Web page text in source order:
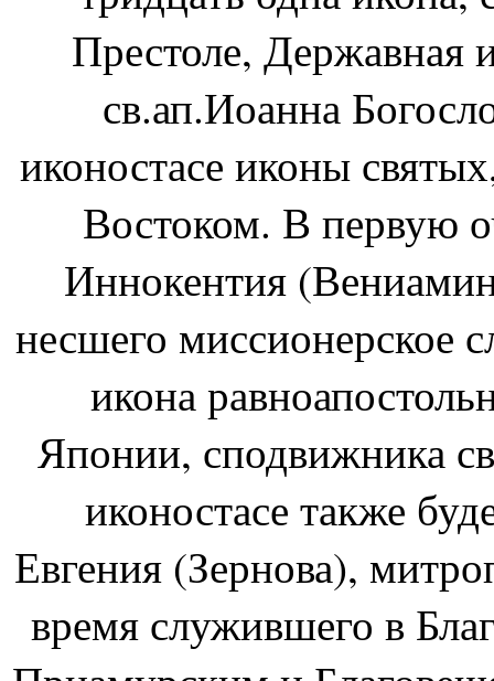
Престоле, Державная
св.ап.Иоанна
иконостасе иконы
Востоком. В первую
Иннокентия
несшего миссионерское
икона
Японии, сподвижника
иконостасе также
Евгения (Зернова),
время служившего в